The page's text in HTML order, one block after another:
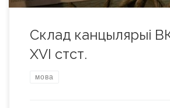
Склад канцылярыі
XVI стст.
мова